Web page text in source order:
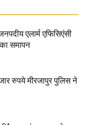
एलार्म एफिसिएंसी
समापन
रुपये मीरजापुर पुलिस ने